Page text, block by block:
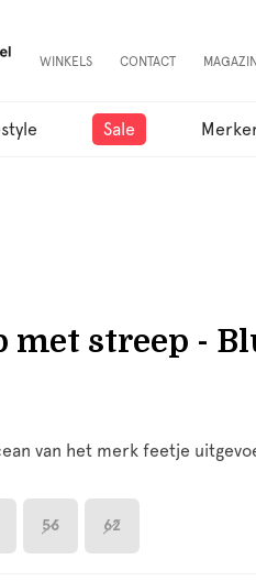
WINKELS CONTACT
Sale
met streep -
van het merk feetje
56 62